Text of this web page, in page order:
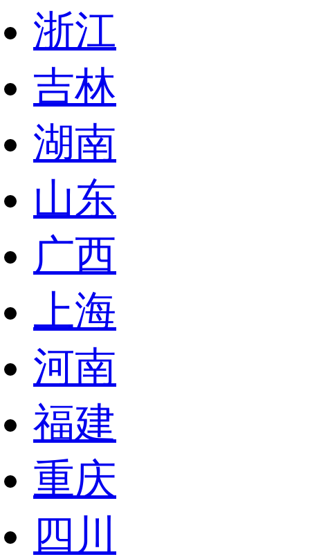
浙江
吉林
湖南
山东
广西
上海
河南
福建
重庆
四川